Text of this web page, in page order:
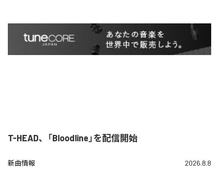
T-HEAD、「Bloodline」を配信開始
新曲情報 2026.8.8